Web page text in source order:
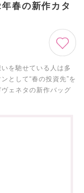
春の新作カタ
を馳せている人は多
として“春の投資先”を
ェネタの新作バッグ